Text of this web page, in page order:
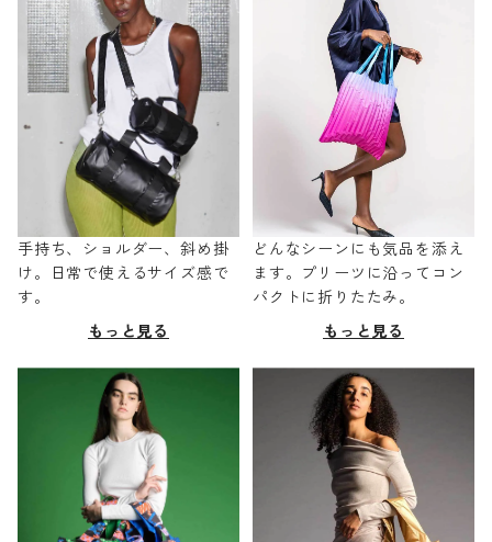
手持ち、ショルダー、斜め掛
け。日常で使えるサイズ感で
す。
もっと見る
どんなシーンにも気品を添え
ます。プリーツに沿ってコン
パクトに折りたたみ。
もっと見る